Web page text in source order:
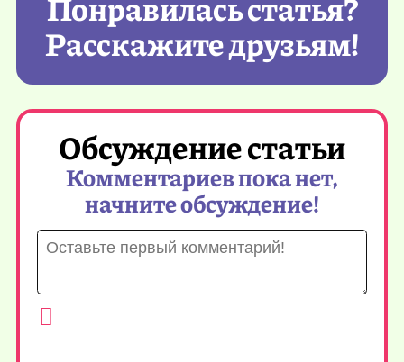
Расскажите друзьям!
Обсуждение статьи
Комментариев пока нет,
начните обсуждение!